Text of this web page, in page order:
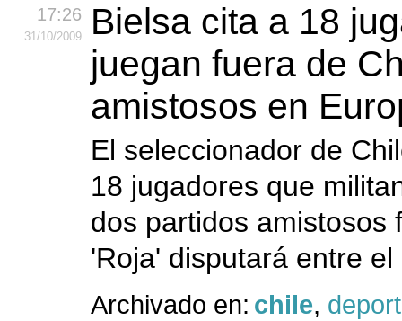
17:26
31/10/2009
Bielsa cita a 18
juegan fuera de
amistosos en
El seleccionador de
18 jugadores que
dos partidos amistosos
'Roja' disputará entre
Archivado en: chile,